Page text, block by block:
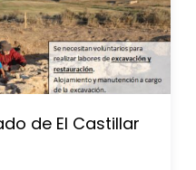
de El Castillar